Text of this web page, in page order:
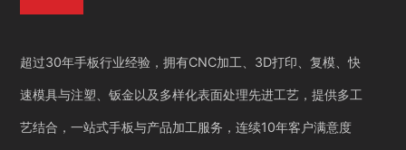
超过30年手板行业经验，拥有CNC加工、3D打印、复模、快
速模具与注塑、钣金以及多样化表面处理先进工艺，提供多工
艺结合，一站式手板与产品加工服务，连续10年客户满意度